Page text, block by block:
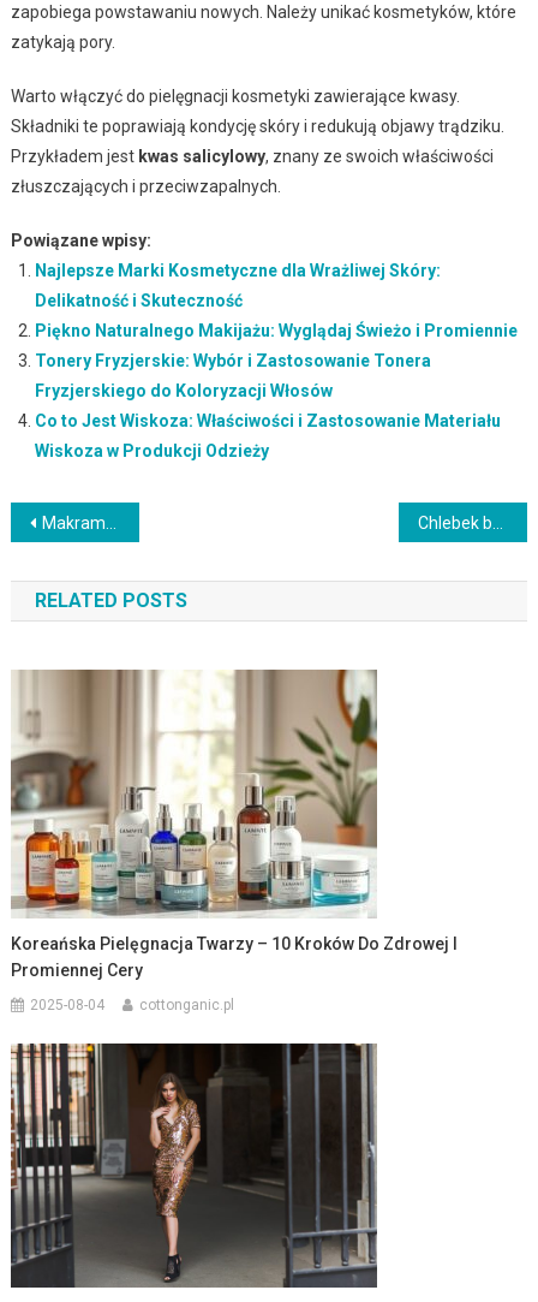
zapobiega powstawaniu nowych. Należy unikać kosmetyków, które
zatykają pory.
Warto włączyć do pielęgnacji kosmetyki zawierające kwasy.
Składniki te poprawiają kondycję skóry i redukują objawy trądziku.
Przykładem jest kwas salicylowy, znany ze swoich właściwości
złuszczających i przeciwzapalnych.
Powiązane wpisy:
Najlepsze Marki Kosmetyczne dla Wrażliwej Skóry:
Delikatność i Skuteczność
Piękno Naturalnego Makijażu: Wyglądaj Świeżo i Promiennie
Tonery Fryzjerskie: Wybór i Zastosowanie Tonera
Fryzjerskiego do Koloryzacji Włosów
Co to Jest Wiskoza: Właściwości i Zastosowanie Materiału
Wiskoza w Produkcji Odzieży
Nawigacja
wpisu
Makrama: historia, techniki i inspiracje do kreatywnych projektów
RELATED POSTS
Koreańska Pielęgnacja Twarzy – 10 Kroków Do Zdrowej I
Promiennej Cery
2025-08-04 cottonganic.pl